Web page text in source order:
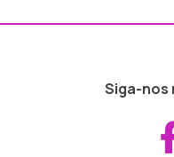
Siga-nos